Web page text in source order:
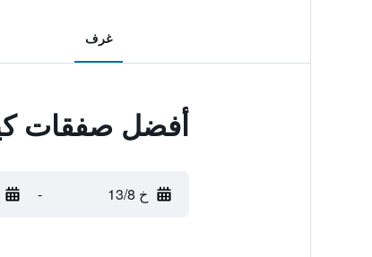
غرف
أفضل صفقات
خ 13/8 -